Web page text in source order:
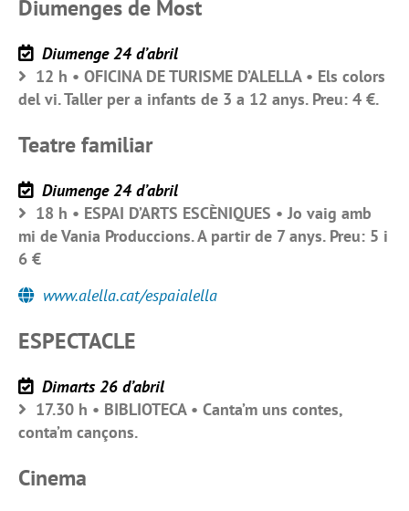
Diumenges de Most
Diumenge 24 d’abril
12 h • OFICINA DE TURISME D’ALELLA • Els colors
del vi. Taller per a infants de 3 a 12 anys. Preu: 4 €.
Teatre familiar
Diumenge 24 d’abril
18 h • ESPAI D’ARTS ESCÈNIQUES • Jo vaig amb
mi de Vania Produccions. A partir de 7 anys. Preu: 5 i
6 €
www.alella.cat/espaialella
ESPECTACLE
Dimarts 26 d’abril
17.30 h • BIBLIOTECA • Canta’m uns contes,
conta’m cançons.
Cinema